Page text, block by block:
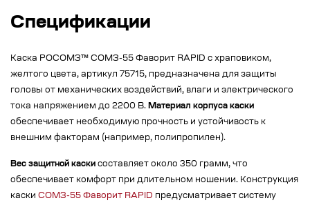
Спецификации
Каска РОСОМЗ™ СОМЗ-55 Фаворит RAPID с храповиком,
желтого цвета, артикул 75715, предназначена для защиты
головы от механических воздействий, влаги и электрического
тока напряжением до 2200 В. Материал корпуса каски
обеспечивает необходимую прочность и устойчивость к
внешним факторам (например, полипропилен).
Вес защитной каски составляет около 350 грамм, что
обеспечивает комфорт при длительном ношении. Конструкция
каски СОМЗ-55 Фаворит RAPID предусматривает систему